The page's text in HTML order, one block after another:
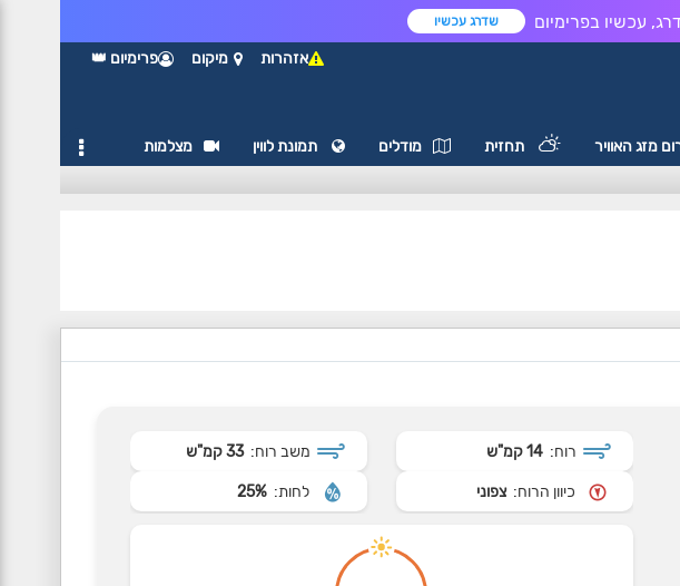
עכשיו בפרימיום שדרג עכשיו
אזהרות מיקום פרימיום 👑
מזג האוויר תחזית מודלים תמונת לווין מצלמות
רוח: 14 קמ"ש משב רוח: 33 קמ"ש
כיוון הרוח: צפוני לחות: 25%